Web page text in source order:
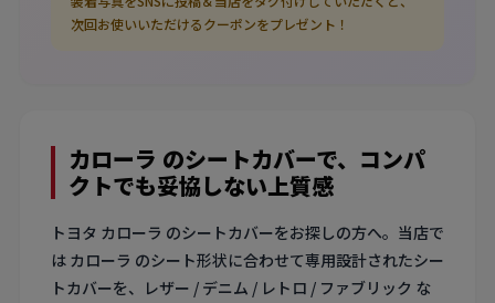
次回お使いいただけるクーポンをプレゼント！
カローラ のシートカバーで、コンパ
クトでも妥協しない上質感
トヨタ カローラ のシートカバーをお探しの方へ。当店で
は カローラ のシート形状に合わせて専用設計されたシー
トカバーを、レザー / デニム / レトロ / ファブリック な